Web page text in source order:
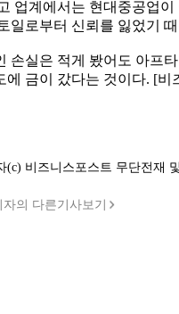
업계에서는 현대중공업
일로부터 신뢰를 잃었기
손실은 적게 봤어도 아프
에 금이 갔다는 것이다. [
(c) 비즈니스포스트 무단전재
의 다른기사보기